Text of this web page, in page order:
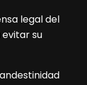
legal del
su